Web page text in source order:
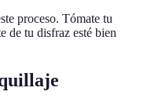
proceso. Tómate tu
de tu disfraz esté bien